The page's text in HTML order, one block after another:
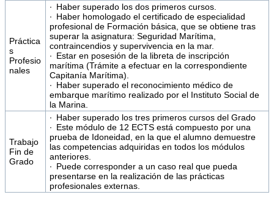
Práctica
s
Profesio
nales
∙ Haber superado los dos primeros cursos.
∙ Haber homologado el certificado de especialidad
profesional de Formación básica, que se obtiene tras
superar la asignatura: Seguridad Marítima,
contraincendios y supervivencia en la mar.
∙ Estar en posesión de la libreta de inscripción
marítima (Trámite a efectuar en la correspondiente
Capitanía Marítima).
∙ Haber superado el reconocimiento médico de
embarque marítimo realizado por el Instituto Social de
la Marina.
Trabajo
Fin de
Grado
∙ Haber superado los tres primeros cursos del Grado
∙ Este módulo de 12 ECTS está compuesto por una
prueba de Idoneidad, en la que el alumno demuestre
las competencias adquiridas en todos los módulos
anteriores.
∙ Puede corresponder a un caso real que pueda
presentarse en la realización de las prácticas
profesionales externas.